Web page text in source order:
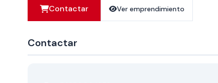
Contactar Ver emprendimiento
Contactar